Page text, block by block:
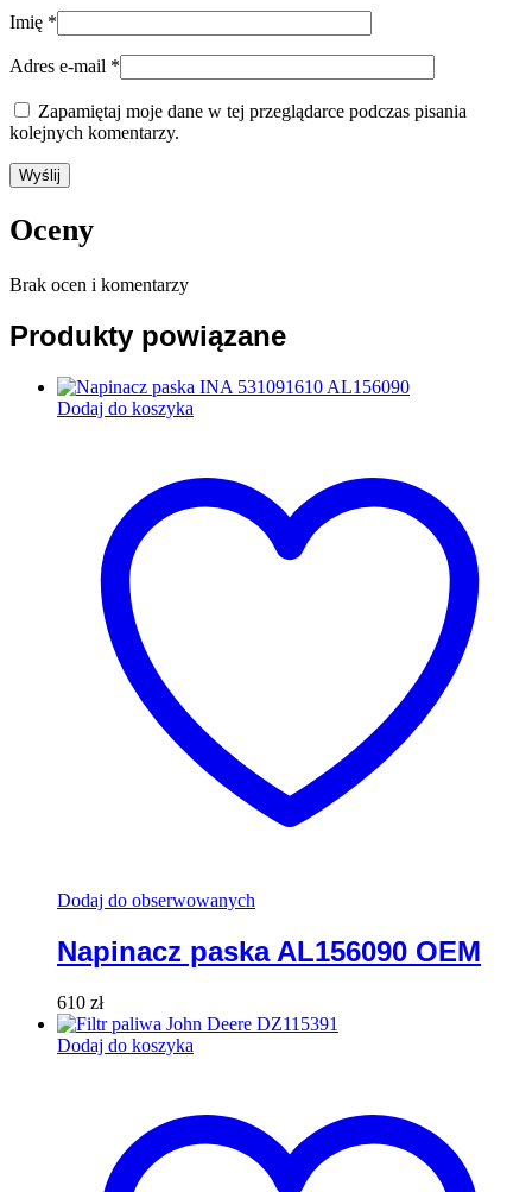
Imię *
Adres e-mail *
Zapamiętaj moje dane w tej przeglądarce podczas pisania
kolejnych komentarzy.
Oceny
Brak ocen i komentarzy
Produkty powiązane
Dodaj do koszyka
Dodaj do obserwowanych
Napinacz paska AL156090 OEM
610 zł
Dodaj do koszyka